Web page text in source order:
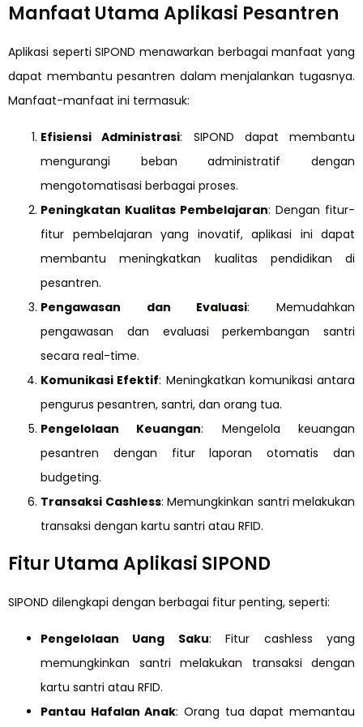
Manfaat Utama Aplikasi Pesantren
Aplikasi seperti SIPOND menawarkan berbagai manfaat yang
dapat membantu pesantren dalam menjalankan tugasnya.
Manfaat-manfaat ini termasuk:
Efisiensi Administrasi: SIPOND dapat membantu
mengurangi beban administratif dengan
mengotomatisasi berbagai proses.
Peningkatan Kualitas Pembelajaran: Dengan fitur-
fitur pembelajaran yang inovatif, aplikasi ini dapat
membantu meningkatkan kualitas pendidikan di
pesantren.
Pengawasan dan Evaluasi: Memudahkan
pengawasan dan evaluasi perkembangan santri
secara real-time.
Komunikasi Efektif: Meningkatkan komunikasi antara
pengurus pesantren, santri, dan orang tua.
Pengelolaan Keuangan: Mengelola keuangan
pesantren dengan fitur laporan otomatis dan
budgeting.
Transaksi Cashless: Memungkinkan santri melakukan
transaksi dengan kartu santri atau RFID.
Fitur Utama Aplikasi SIPOND
SIPOND dilengkapi dengan berbagai fitur penting, seperti:
Pengelolaan Uang Saku: Fitur cashless yang
memungkinkan santri melakukan transaksi dengan
kartu santri atau RFID.
Pantau Hafalan Anak: Orang tua dapat memantau